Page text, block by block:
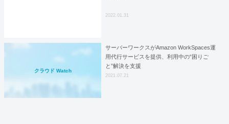
2022.01.31
クラウド Watch
サーバーワークスがAmazon WorkSpaces運
用代行サービスを提供、利用中の“困りご
と”解決を支援
2021.07.21